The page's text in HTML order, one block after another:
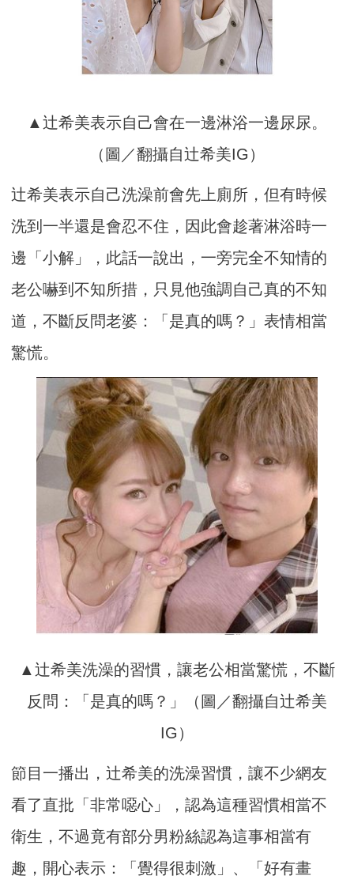
▲辻希美表示自己會在一邊淋浴一邊尿尿。
（圖／翻攝自辻希美IG）
辻希美表示自己洗澡前會先上廁所，但有時候
洗到一半還是會忍不住，因此會趁著淋浴時一
邊「小解」，此話一說出，一旁完全不知情的
老公嚇到不知所措，只見他強調自己真的不知
道，不斷反問老婆：「是真的嗎？」表情相當
驚慌。
▲辻希美洗澡的習慣，讓老公相當驚慌，不斷
反問：「是真的嗎？」（圖／翻攝自辻希美
IG）
節目一播出，辻希美的洗澡習慣，讓不少網友
看了直批「非常噁心」，認為這種習慣相當不
衛生，不過竟有部分男粉絲認為這事相當有
趣，開心表示：「覺得很刺激」、「好有畫